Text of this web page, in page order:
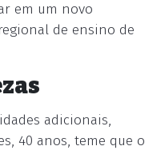
em um novo
de ensino de
adicionais,
40 anos, teme que o